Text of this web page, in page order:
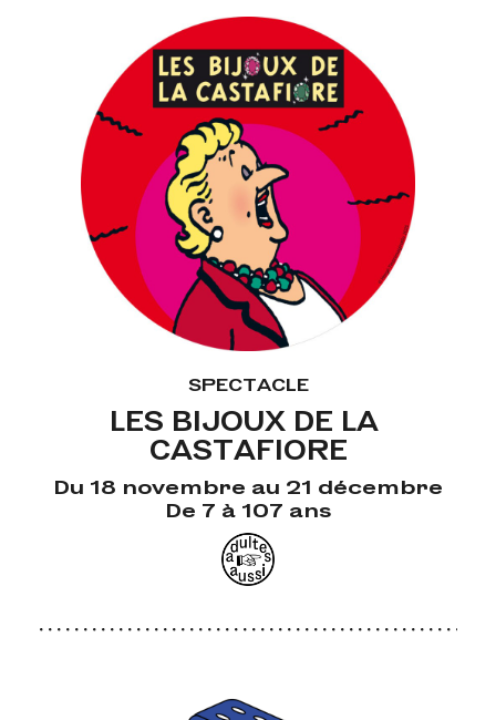
SPECTACLE
LES BIJOUX DE LA
CASTAFIORE
Du 18 novembre au 21 décembre
De 7 à 107 ans